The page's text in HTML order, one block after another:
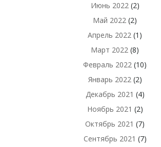
Июнь 2022(2)
Май 2022 (2)
Апрель 2022 (1)
Март 2022 (8)
Февраль 2022 (10)
Январь 2022(2)
Декабрь 2021 (4)
Ноябрь 2021 (2)
Октябрь 2021 (7)
Сентябрь 2021 (7)